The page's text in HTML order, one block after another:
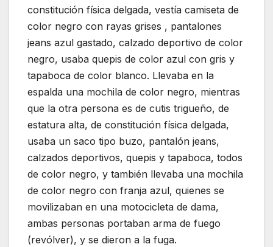
constitución física delgada, vestía camiseta de
color negro con rayas grises , pantalones
jeans azul gastado, calzado deportivo de color
negro, usaba quepis de color azul con gris y
tapaboca de color blanco. Llevaba en la
espalda una mochila de color negro, mientras
que la otra persona es de cutis trigueño, de
estatura alta, de constitución física delgada,
usaba un saco tipo buzo, pantalón jeans,
calzados deportivos, quepis y tapaboca, todos
de color negro, y también llevaba una mochila
de color negro con franja azul, quienes se
movilizaban en una motocicleta de dama,
ambas personas portaban arma de fuego
(revólver), y se dieron a la fuga.